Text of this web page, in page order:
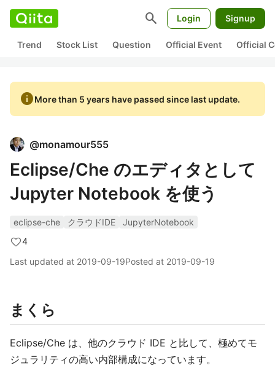
search Login Signup
Trend Stock List Question Official Event Official
infoMore than 5 years have passed since last update.
@monamour555
Eclipse/Che のエディタとして
Jupyter Notebook を使う
eclipse-che クラウドIDE
JupyterNotebook
4
Last updated at 2019-09-19Posted at 2019-09-19
まくら
Eclipse/Che は、他のクラウド IDE と比して、極めてモ
ジュラリティの高い内部構成になっています。